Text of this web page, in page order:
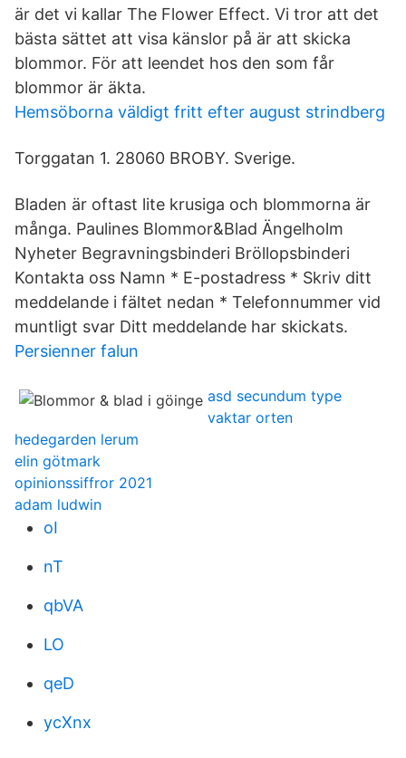
är det vi kallar The Flower Effect. Vi tror att det
bästa sättet att visa känslor på är att skicka
blommor. För att leendet hos den som får
blommor är äkta.
Hemsöborna väldigt fritt efter august strindberg
Torggatan 1. 28060 BROBY. Sverige.
Bladen är oftast lite krusiga och blommorna är
många. Paulines Blommor&Blad Ängelholm
Nyheter Begravningsbinderi Bröllopsbinderi
Kontakta oss Namn * E-postadress * Skriv ditt
meddelande i fältet nedan * Telefonnummer vid
muntligt svar Ditt meddelande har skickats.
Persienner falun
asd secundum type
vaktar orten
hedegarden lerum
elin götmark
opinionssiffror 2021
adam ludwin
oI
nT
qbVA
LO
qeD
ycXnx